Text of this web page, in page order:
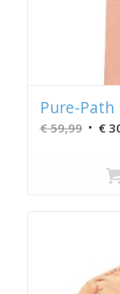
Pure-
€59,99
was:
€
€